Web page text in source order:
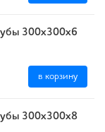
300x300x6
в корзину
300x300x8